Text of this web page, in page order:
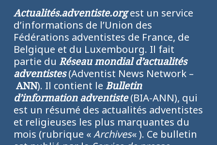
Actualités.adventiste.orgest un service
d’informations de l’Union des
Fédérations adventistes de France, de
Belgique et du Luxembourg. Il fait
partie du Réseau mondial d’actualités
adventistes(Adventist News Network –
ANN). Il contient le Bulletin
d’information adventiste(BIA-ANN), qui
est un résumé des actualités adventistes
et religieuses les plus marquantes du
mois (rubrique «Archives« ). Ce bulletin